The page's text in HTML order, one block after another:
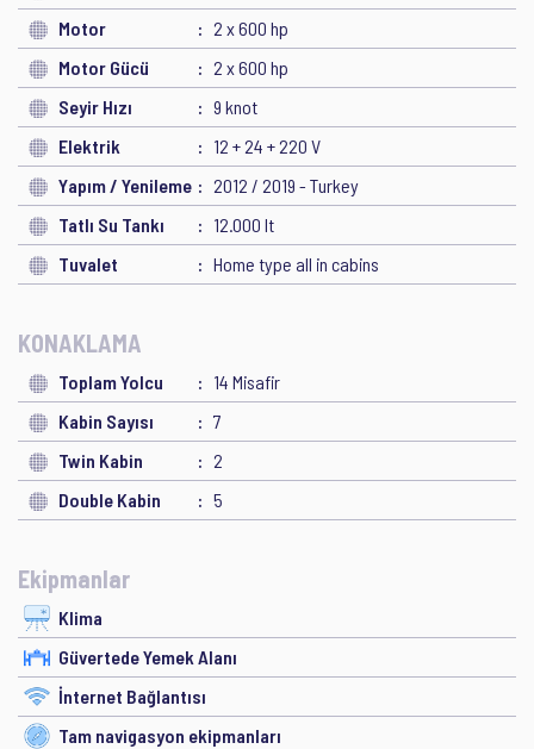
Motor
2 x 600 hp
Motor Gücü
2 x 600 hp
Seyir Hızı
9 knot
Elektrik
12 + 24 + 220 V
Yapım / Yenileme
2012 / 2019 - Turkey
Tatlı Su Tankı
12.000 lt
Tuvalet
Home type all in cabins
KONAKLAMA
Toplam Yolcu
14 Misafir
Kabin Sayısı
7
Twin Kabin
2
Double Kabin
5
Ekipmanlar
Klima
Güvertede Yemek Alanı
İnternet Bağlantısı
Tam navigasyon ekipmanları